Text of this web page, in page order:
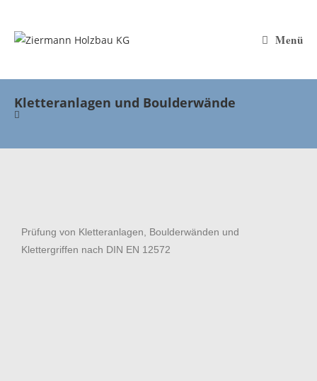
Menü
Kletteranlagen und Boulderwände
Prüfung von Kletteranlagen, Boulderwänden und
Klettergriffen nach DIN EN 12572